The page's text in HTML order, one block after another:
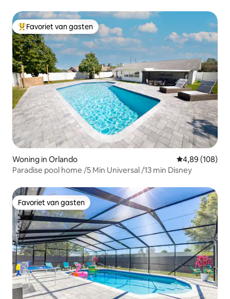
Topfavoriet van gasten
Favoriet van gasten
Woning in Orlando Gemiddelde
4,89 (108)
Paradise pool home /5 Min Universal /13 min Disney
Favoriet van gasten
Favoriet van gasten